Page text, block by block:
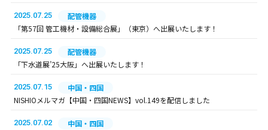
2025.07.25
配管機器
「第57回 管工機材・設備総合展」（東京）へ出展いたします！
2025.07.25
配管機器
「下水道展’25大阪」へ出展いたします！
2025.07.15
中国・四国
NISHIOメルマガ【中国・四国NEWS】vol.149を配信しました
2025.07.02
中国・四国